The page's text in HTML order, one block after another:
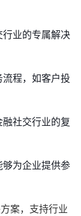
行业的专属解决
程，如客户投
社交行业的复
够为企业提供参
案，支持行业